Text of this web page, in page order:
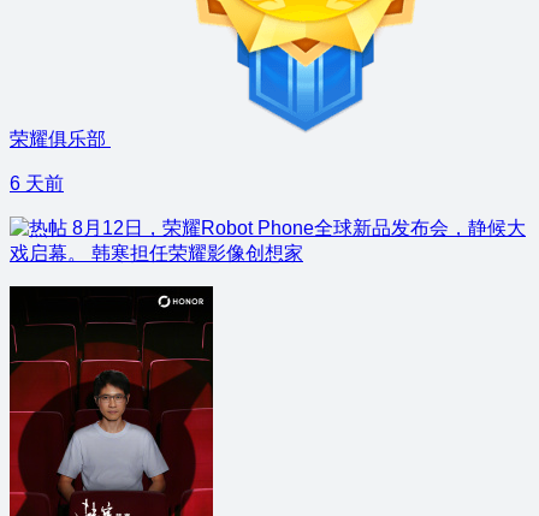
荣耀俱乐部
6 天前
8月12日，荣耀Robot Phone全球新品发布会，静候大
戏启幕。 韩寒担任荣耀影像创想家